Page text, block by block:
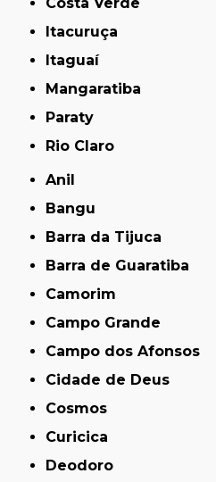
Itacuruça
Itaguaí
Mangaratiba
Paraty
Rio Claro
Anil
Bangu
Barra da Tijuca
Barra de Guaratiba
Camorim
Campo Grande
Campo dos Afonsos
Cidade de Deus
Cosmos
Curicica
Deodoro